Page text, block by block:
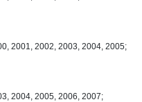
2001, 2002, 2003, 2004, 2005;
2004, 2005, 2006, 2007;